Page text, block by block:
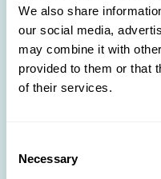
We also share
our social media,
may combine it with
provided to them or that
of their services.
Selection
Necessary
Expérience immersive avec
Sandwich Harbour, où les